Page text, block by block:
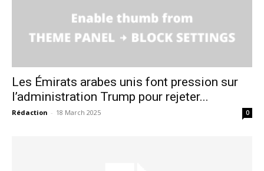
Les Émirats arabes unis font pression sur
l’administration Trump pour rejeter...
Rédaction - 18 March 2025 0